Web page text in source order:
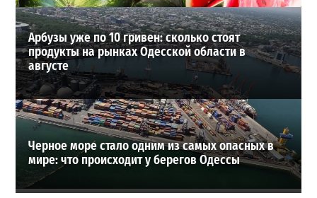
Арбузы уже по 10 гривен: сколько стоят
продукты на рынках Одесской области в
августе
Черное море стало одним из самых опасных в
мире: что происходит у берегов Одессы